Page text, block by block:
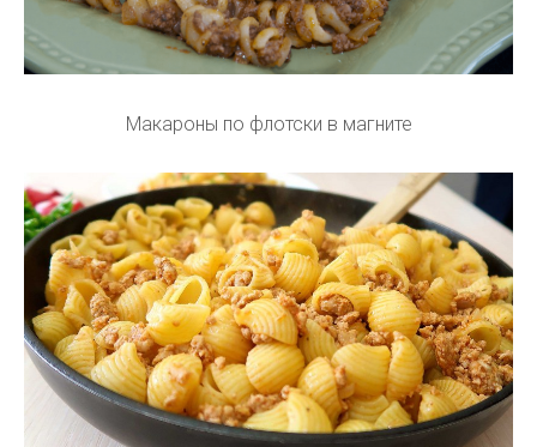
Макароны по флотски в магните